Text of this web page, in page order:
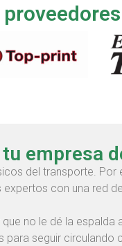
empresa
del transporte.
con una red
no le dé la
seguir circulando